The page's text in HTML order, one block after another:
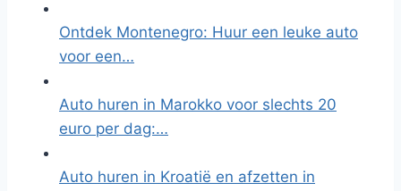
Ontdek Montenegro: Huur een leuke auto
voor een…
Auto huren in Marokko voor slechts 20
euro per dag:…
Auto huren in Kroatië en afzetten in